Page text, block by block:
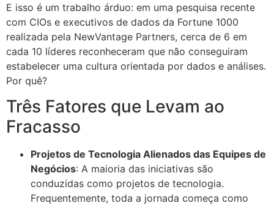
E isso é um trabalho árduo: em uma pesquisa recente
com CIOs e executivos de dados da Fortune 1000
realizada pela NewVantage Partners, cerca de 6 em
cada 10 líderes reconheceram que não conseguiram
estabelecer uma cultura orientada por dados e análises.
Por quê?
Três Fatores que Levam ao
Fracasso
Projetos de Tecnologia Alienados das Equipes de
Negócios: A maioria das iniciativas são
conduzidas como projetos de tecnologia.
Frequentemente, toda a jornada começa como